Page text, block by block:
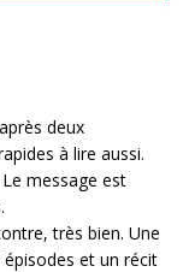
deux
à lire aussi.
message est
très bien. Une
et un récit